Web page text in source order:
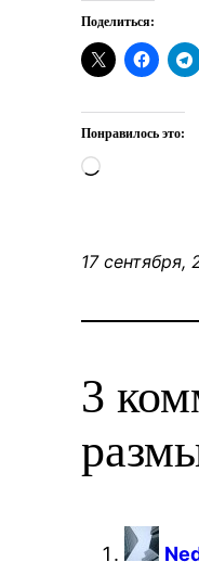
Поделиться:
Понравилось это:
Загрузка…
17 сентября,
3